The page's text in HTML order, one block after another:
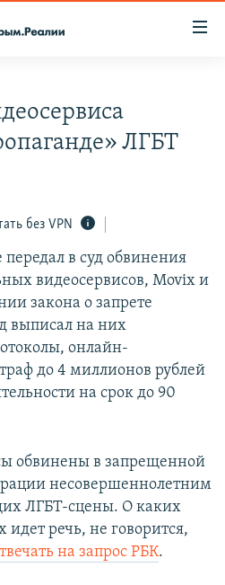
КРЫМА
ИСТОРИЙ СОПРОТИВЛЕНИЯ
ЛГБТ
без VPN
в суд обвинения
видеосервисов, Movix и
закона о запрете
выписал на них
онлайн-
до 4 миллионов рублей
на срок до 90
обвинены в запрещенной
несовершеннолетним
ЛГБТ-сцены. О каких
речь, не говорится,
на запрос РБК.